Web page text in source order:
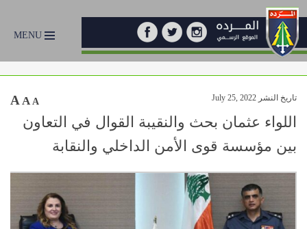
MENU
تاريخ النشر July 25, 2022 A A A
اللواء عثمان بحث والنقيبة القوال في التعاون
بين مؤسسة قوى الأمن الداخلي والنقابة